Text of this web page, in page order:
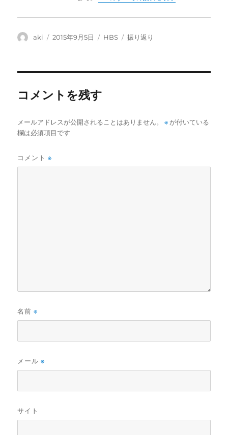
投
aki
投
2015年9月5日
カ
HBS
タ
振り返り
コメントを残す
メールアドレスが公開されることはありません。 ※ が付いている
欄は必須項目です
コメント※
名前※
メール※
サイト